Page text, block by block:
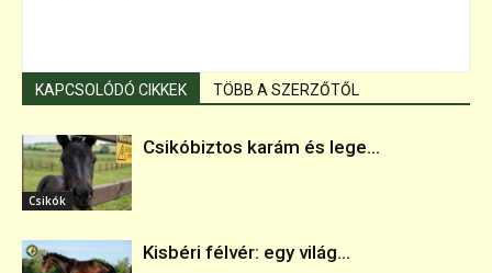
KAPCSOLÓDÓ CIKKEK TÖBB A SZERZŐTŐL
Csikók
Csikóbiztos karám és lege...
Kisbéri félvér: egy világ...